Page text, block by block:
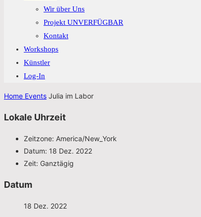
Wir über Uns
Projekt UNVERFÜGBAR
Kontakt
Workshops
Künstler
Log-In
Home Events Julia im Labor
Lokale Uhrzeit
Zeitzone: America/New_York
Datum: 18 Dez. 2022
Zeit: Ganztägig
Datum
18 Dez. 2022